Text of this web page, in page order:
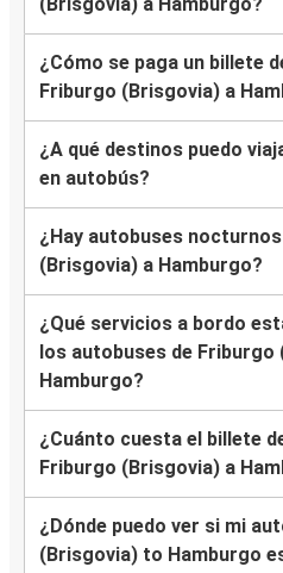
¿Cómo se paga un billete
Friburgo (Brisgovia) a
¿A qué destinos puedo
en autobús?
¿Hay autobuses
(Brisgovia) a Hamburgo?
¿Qué servicios a bordo
los autobuses de Friburgo
Hamburgo?
¿Cuánto cuesta el billete
Friburgo (Brisgovia) a
¿Dónde puedo ver si mi
(Brisgovia) to Hamburgo